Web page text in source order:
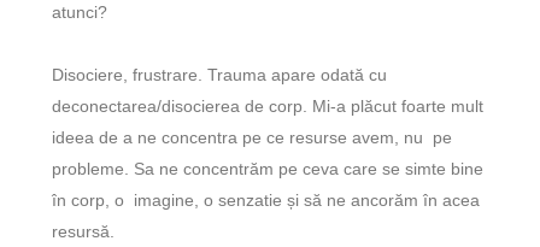
atunci?
Disociere, frustrare. Trauma apare odată cu
deconectarea/disocierea de corp. Mi-a plăcut foarte mult
ideea de a ne concentra pe ce resurse avem, nu pe
probleme. Sa ne concentrăm pe ceva care se simte bine
în corp, o imagine, o senzatie și să ne ancorăm în acea
resursă.